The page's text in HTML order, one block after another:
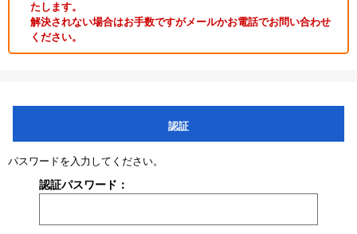
たします。
解決されない場合はお手数ですがメールかお電話でお問い合わせ
ください。
認証
パスワードを入力してください。
認証パスワード：